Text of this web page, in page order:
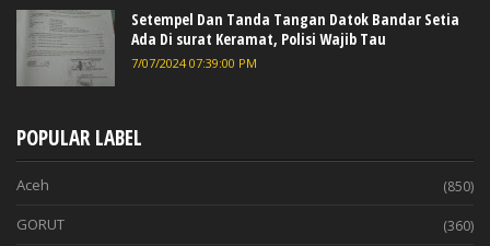
Setempel Dan Tanda Tangan Datok Bandar Setia
Ada Di surat Keramat, Polisi Wajib Tau
7/07/2024 07:39:00 PM
POPULAR LABEL
Aceh (850)
GORUT (360)